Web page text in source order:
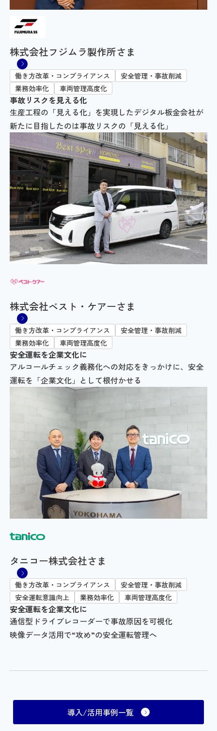
株式会社フジムラ製作所さま
働き方改革・コンプライアンス
安全管理・事故削減
業務効率化
車両管理高度化
事故リスクを見える化
生産工程の「見える化」を実現したデジタル板金会社が
新たに目指したのは事故リスクの「見える化」
株式会社ベスト・ケアーさま
働き方改革・コンプライアンス
安全管理・事故削減
業務効率化
車両管理高度化
安全運転を企業文化に
アルコールチェック義務化への対応をきっかけに、安全
運転を「企業文化」として根付かせる
タニコー株式会社さま
働き方改革・コンプライアンス
安全管理・事故削減
安全運転意識向上
業務効率化 車両管理高度化
安全運転を企業文化に
通信型ドライブレコーダーで事故原因を可視化
映像データ活用で“攻め”の安全運転管理へ
導入/活用事例一覧